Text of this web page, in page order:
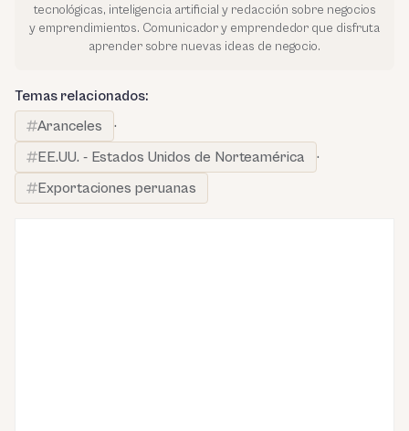
tecnológicas, inteligencia artificial y redacción sobre negocios
y emprendimientos. Comunicador y emprendedor que disfruta
aprender sobre nuevas ideas de negocio.
Temas relacionados:
Aranceles
·
EE.UU. - Estados Unidos de Norteamérica
·
Exportaciones peruanas